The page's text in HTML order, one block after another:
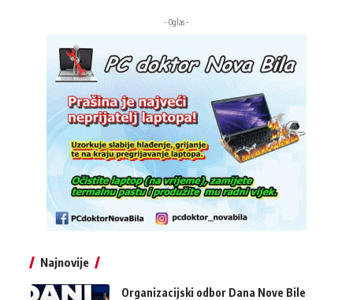
- Oglas -
Najnovije
Organizacijski odbor Dana Nove Bile